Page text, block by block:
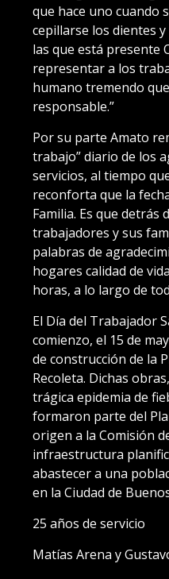
que hace uno cuando
cepillarse los dientes
las que está presente
representar a los
humano tremendo
responsable.”
Por su parte Amato
trabajo” diario de los
servicios, al tiempo
reconforta que la
Familia. Es que detrás
trabajadores y sus
palabras de
hogares calidad de
horas, a lo largo de
El Día del Trabajador
comienzo, el 15 de
de construcción de la
Recoleta. Dichas
trágica epidemia de
formaron parte del
origen a la Comisión
infraestructura
abastecer a una
en la Ciudad de
25 años de servicio
Matías Arena y